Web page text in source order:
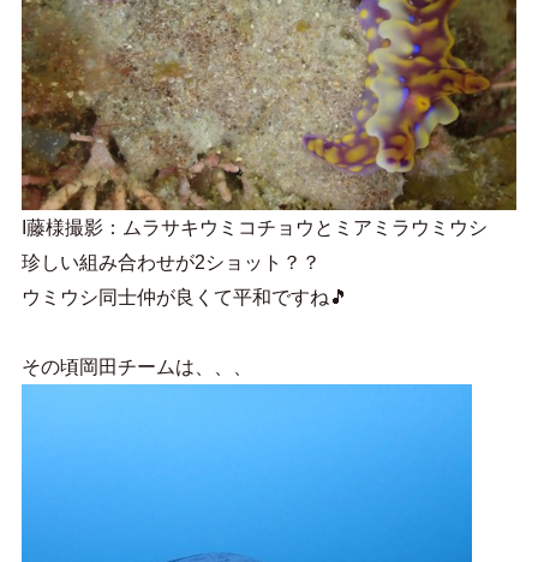
I藤様撮影：ムラサキウミコチョウとミアミラウミウシ
珍しい組み合わせが2ショット？？
ウミウシ同士仲が良くて平和ですね🎵
その頃岡田チームは、、、